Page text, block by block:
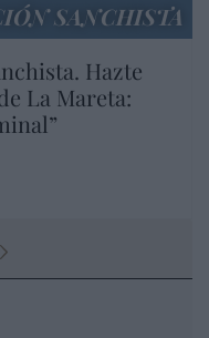
SANCHISTA
Hazte
La Mareta: